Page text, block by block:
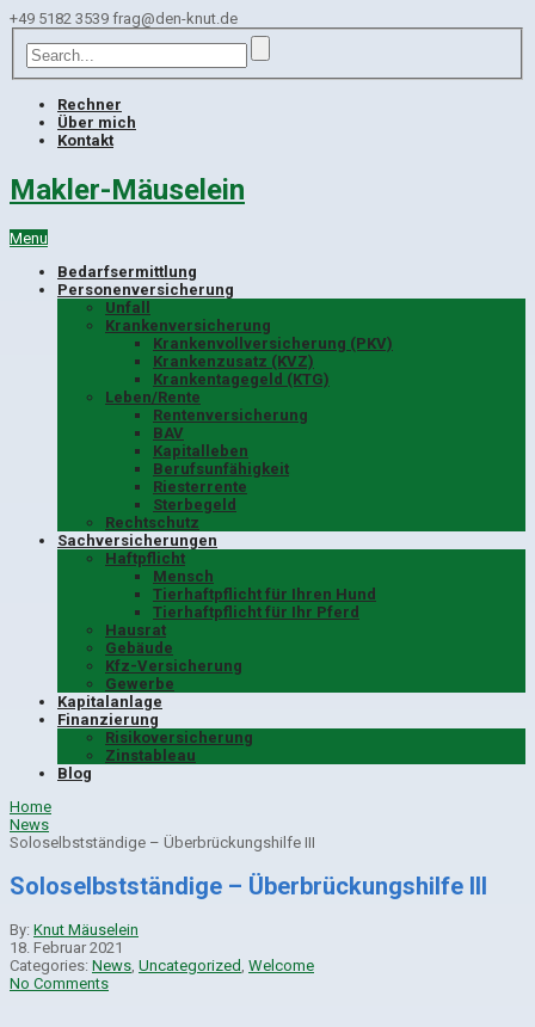
+49 5182 3539 frag@den-knut.de
Rechner
Über mich
Kontakt
Makler-Mäuselein
Menu
Bedarfsermittlung
Personenversicherung
Unfall
Krankenversicherung
Krankenvollversicherung (PKV)
Krankenzusatz (KVZ)
Krankentagegeld (KTG)
Leben/Rente
Rentenversicherung
BAV
Kapitalleben
Berufsunfähigkeit
Riesterrente
Sterbegeld
Rechtschutz
Sachversicherungen
Haftpflicht
Mensch
Tierhaftpflicht für Ihren Hund
Tierhaftpflicht für Ihr Pferd
Hausrat
Gebäude
Kfz-Versicherung
Gewerbe
Kapitalanlage
Finanzierung
Risikoversicherung
Zinstableau
Blog
Home
News
Soloselbstständige – Überbrückungshilfe III
Soloselbstständige – Überbrückungshilfe III
By: Knut Mäuselein
18. Februar 2021
Categories: News Uncategorized Welcome
No Comments